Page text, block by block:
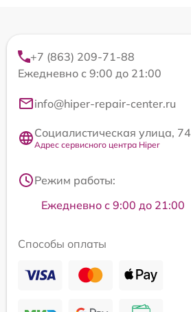
+7 (863) 209-71-88
Ежедневно с 9:00 до 21:00
info@hiper-repair-center.ru
Социалистическая улица, 74
Адрес сервисного центра Hiper
Режим работы:
Ежедневно с 9:00 до 21:00
Способы оплаты